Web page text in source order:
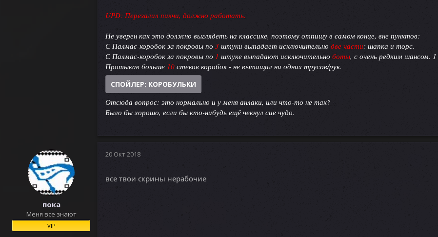
UPD: Перезалил пикчи, должно работать.
Не уверен как это должно выглядеть на классике, поэтому отпишу в самом конце, вне пунктов:
С Палмас-коробок за покровы по 3 штуки выпадает исключительно две части: шапка и торс.
С Палмас-коробок за покровы по 1 штуке выпадают исключительно боты, с очень редким шансом.
Протыкав больше 10 стеков коробок - не вытащил ни одних трусов/рук.
СПОЙЛЕР: КОРОБУЛЬКИ
Отсюда вопрос: это нормально и у меня анлаки, или что-то не так?
Было бы хорошо, если бы кто-нибудь ещё чекнул сие чудо.
пока
Меня все знают
VIP
20 Окт 2018
все твои скрины нерабочие